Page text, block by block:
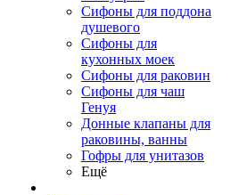
Сифоны для поддона
душевого
Сифоны для
кухонных моек
Сифоны для раковин
Сифоны для чаш
Генуя
Донные клапаны для
раковины, ванны
Гофры для унитазов
Ещё